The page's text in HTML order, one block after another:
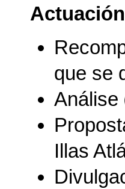
que se
Análise
Illas